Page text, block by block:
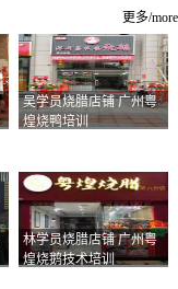
更多/more
吴学员烧腊店铺 广州粤
煌烧鸭培训
林学员烧腊店铺 广州粤
煌烧鹅技术培训